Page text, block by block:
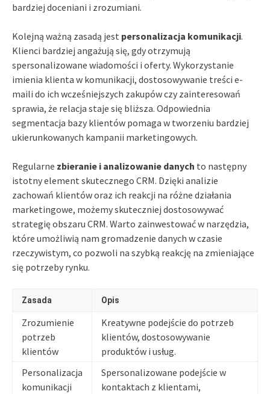
bardziej doceniani i zrozumiani.
Kolejną ważną zasadą jest personalizacja komunikacji.
Klienci bardziej angażują się, gdy otrzymują
spersonalizowane wiadomości i oferty. Wykorzystanie
imienia klienta w komunikacji, dostosowywanie treści e-
maili do ich wcześniejszych zakupów czy zainteresowań
sprawia, że relacja staje się bliższa. Odpowiednia
segmentacja bazy klientów pomaga w tworzeniu bardziej
ukierunkowanych kampanii marketingowych.
Regularne zbieranie i analizowanie danych to następny
istotny element skutecznego CRM. Dzięki analizie
zachowań klientów oraz ich reakcji na różne działania
marketingowe, możemy skuteczniej dostosowywać
strategię obszaru CRM. Warto zainwestować w narzędzia,
które umożliwią nam gromadzenie danych w czasie
rzeczywistym, co pozwoli na szybką reakcję na zmieniające
się potrzeby rynku.
Zasada Opis
Zrozumienie
potrzeb
klientów
Kreatywne podejście do potrzeb
klientów, dostosowywanie
produktów i usług.
Personalizacja
komunikacji
Spersonalizowane podejście w
kontaktach z klientami,